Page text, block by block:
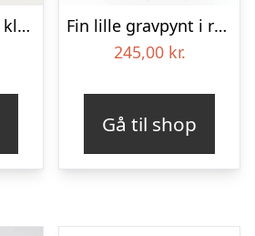
Båredekoration i klassisk stil – rød og hvid
Fin lille gravpynt i rød, floristens valg – Blomster til begravelse
245,00 kr.
Gå til shop